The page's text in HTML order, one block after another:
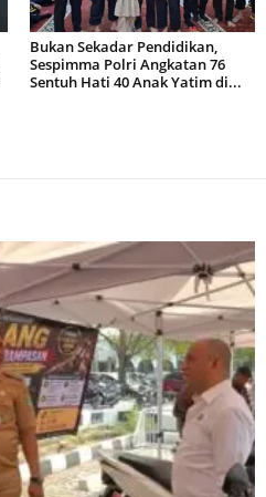
Bukan Sekadar Pendidikan,
Sespimma Polri Angkatan 76
Sentuh Hati 40 Anak Yatim di...